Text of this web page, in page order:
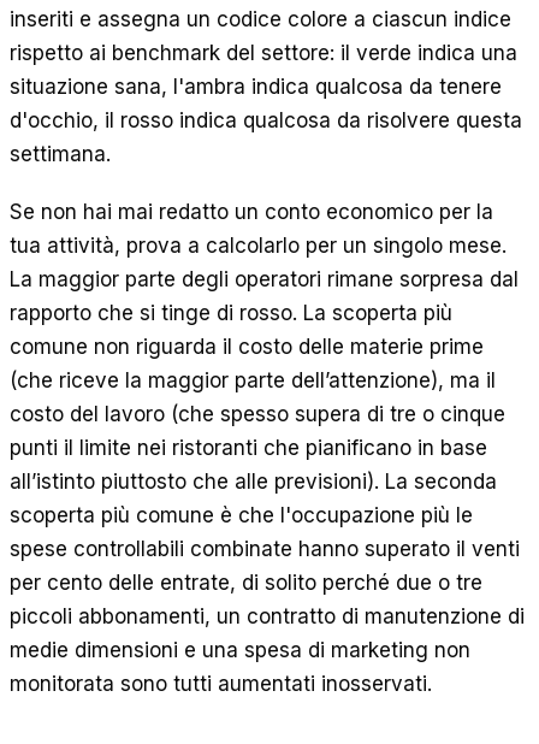
inseriti e assegna un codice colore a ciascun indice
rispetto ai benchmark del settore: il verde indica una
situazione sana, l'ambra indica qualcosa da tenere
d'occhio, il rosso indica qualcosa da risolvere questa
settimana.
Se non hai mai redatto un conto economico per la
tua attività, prova a calcolarlo per un singolo mese.
La maggior parte degli operatori rimane sorpresa dal
rapporto che si tinge di rosso. La scoperta più
comune non riguarda il costo delle materie prime
(che riceve la maggior parte dell’attenzione), ma il
costo del lavoro (che spesso supera di tre o cinque
punti il limite nei ristoranti che pianificano in base
all’istinto piuttosto che alle previsioni). La seconda
scoperta più comune è che l'occupazione più le
spese controllabili combinate hanno superato il venti
per cento delle entrate, di solito perché due o tre
piccoli abbonamenti, un contratto di manutenzione di
medie dimensioni e una spesa di marketing non
monitorata sono tutti aumentati inosservati.